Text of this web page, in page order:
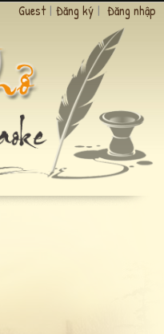
Guest | Đăng ký | Đăng nhập